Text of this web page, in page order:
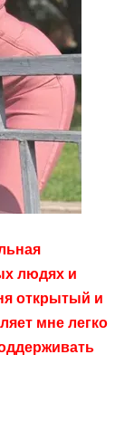
людях и
открытый и
мне легко